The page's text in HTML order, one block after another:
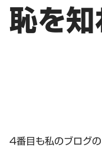
恥を知
4番目も私のブログ